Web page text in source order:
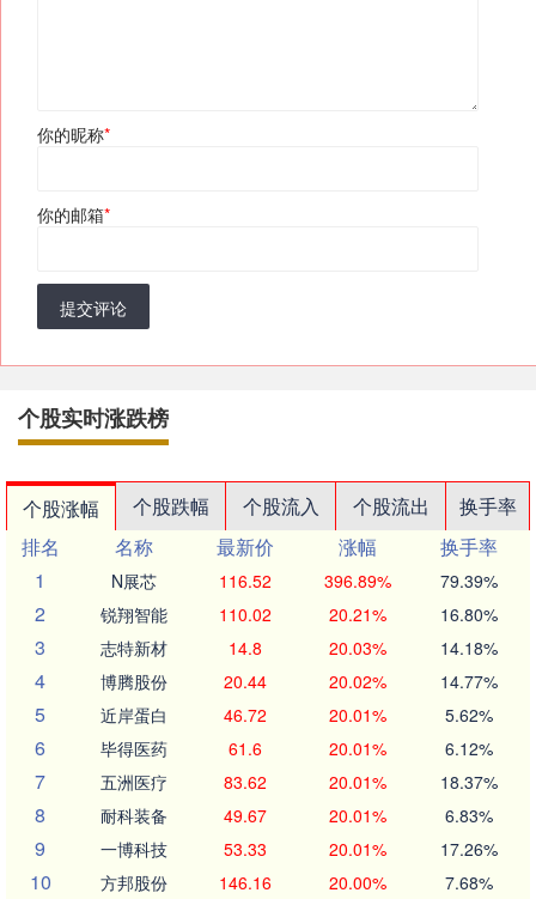
你的昵称*
你的邮箱*
提交评论
个股实时涨跌榜
个股涨幅 个股跌幅 个股流入 个股流出
换手率
排名
名称 最新价 涨幅
换手率
1
N展芯 116.52 396.89% 79.39%
2 锐翔智能 110.02 20.21% 16.80%
3 志特新材 14.8 20.03% 14.18%
4 博腾股份 20.44 20.02% 14.77%
5 近岸蛋白 46.72 20.01% 5.62%
6 毕得医药 61.6 20.01% 6.12%
7 五洲医疗 83.62 20.01% 18.37%
8 耐科装备 49.67 20.01% 6.83%
9 一博科技 53.33 20.01% 17.26%
10 方邦股份 146.16 20.00% 7.68%